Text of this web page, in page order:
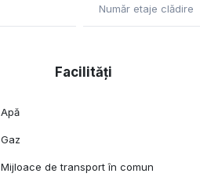
Număr etaje clădire
Facilități
Apă
Gaz
Mijloace de transport în comun